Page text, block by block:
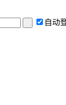
自动